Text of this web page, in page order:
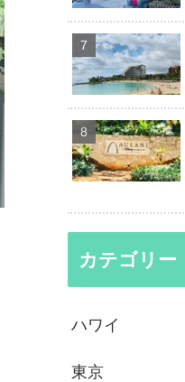
カテゴリー
ハワイ
東京